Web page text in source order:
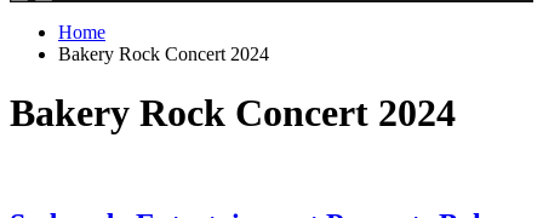
Home
Bakery Rock Concert 2024
Bakery Rock Concert 2024